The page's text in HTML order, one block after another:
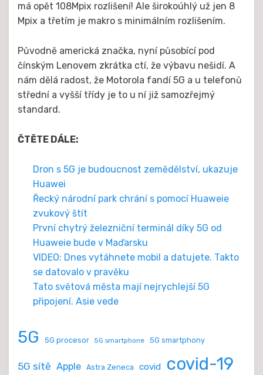
má opět 108Mpix rozlišení! Ale širokoúhlý už jen 8
Mpix a třetím je makro s minimálním rozlišením.
Původně americká značka, nyní působící pod
čínským Lenovem zkrátka ctí, že výbavu nešidí. A
nám dělá radost, že Motorola fandí 5G a u telefonů
střední a vyšší třídy je to u ní již samozřejmý
standard.
ČTĚTE DÁLE:
Dron s 5G je budoucnost zemědělství, ukazuje
Huawei
Řecký národní park chrání s pomocí Huaweie
zvukový štít
První chytrý železniční terminál díky 5G od
Huaweie bude v Maďarsku
VIDEO: Dnes vytáhnete mobil a datujete. Takto
se datovalo v pravěku
Tato světová města mají nejrychlejší 5G
připojení. Asie vede
5G 5G procesor 5G smartphone 5G smartphony
5G sítě Apple Astra Zeneca covid covid-19